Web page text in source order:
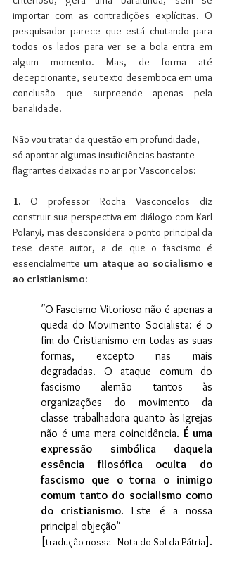
importar com as contradições explícitas. O
pesquisador parece que está chutando para
todos os lados para ver se a bola entra em
algum momento. Mas, de forma até
decepcionante, seu texto desemboca em uma
conclusão que surpreende apenas pela
banalidade.
Não vou tratar da questão em profundidade,
só apontar algumas insuficiências bastante
flagrantes deixadas no ar por Vasconcelos:
1. O professor Rocha Vasconcelos diz
construir sua perspectiva em diálogo com Karl
Polanyi, mas desconsidera o ponto principal da
tese deste autor, a de que o fascismo é
essencialmente um ataque ao socialismo e
ao cristianismo:
"O Fascismo Vitorioso não é apenas a
queda do Movimento Socialista: é o
fim do Cristianismo em todas as suas
formas, excepto nas mais
degradadas. O ataque comum do
fascismo alemão tantos às
organizações do movimento da
classe trabalhadora quanto às Igrejas
não é uma mera coincidência. É uma
expressão simbólica daquela
essência filosófica oculta do
fascismo que o torna o inimigo
comum tanto do socialismo como
do cristianismo. Este é a nossa
principal objeção"
[tradução nossa - Nota do Sol da Pátria ].